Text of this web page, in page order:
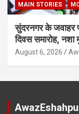
MAIN STORIES
सुंदरनगर के जवाहर
दिवस समारोह, नशा
August 6, 2026